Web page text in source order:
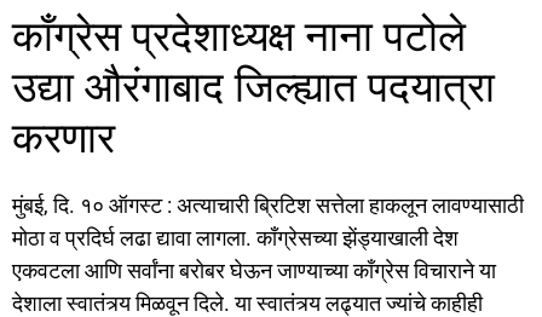
o
k
n
काँग्रेस प्रदेशाध्यक्ष नाना पटोले
उद्या औरंगाबाद जिल्ह्यात पदयात्रा
करणार
मुंबई, दि. १० ऑगस्ट : अत्याचारी ब्रिटिश सत्तेला हाकलून लावण्यासाठी
मोठा व प्रदिर्घ लढा द्यावा लागला. काँग्रेसच्या झेंड्याखाली देश
एकवटला आणि सर्वांना बरोबर घेऊन जाण्याच्या काँग्रेस विचाराने या
देशाला स्वातंत्र्य मिळवून दिले. या स्वातंत्र्य लढ्यात ज्यांचे काहीही